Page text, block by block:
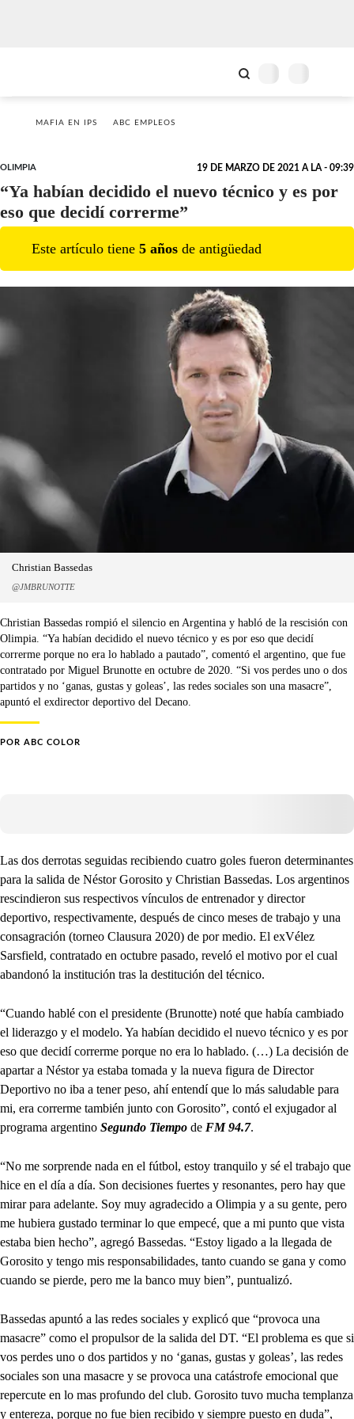
MAFIA EN IPS ABC EMPLEOS
OLIMPIA 19 DE MARZO DE 2021 A LA - 09:39
“Ya habían decidido el nuevo técnico y es por
eso que decidí correrme”
Este artículo tiene 5 años de antigüedad
Christian Bassedas
@JMBRUNOTTE
Christian Bassedas rompió el silencio en Argentina y habló de la rescisión con
Olimpia. “Ya habían decidido el nuevo técnico y es por eso que decidí
correrme porque no era lo hablado a pautado”, comentó el argentino, que fue
contratado por Miguel Brunotte en octubre de 2020. “Si vos perdes uno o dos
partidos y no ‘ganas, gustas y goleas’, las redes sociales son una masacre”,
apuntó el exdirector deportivo del Decano.
POR ABC COLOR
Las dos derrotas seguidas recibiendo cuatro goles fueron determinantes
para la salida de Néstor Gorosito y Christian Bassedas. Los argentinos
rescindieron sus respectivos vínculos de entrenador y director
deportivo, respectivamente, después de cinco meses de trabajo y una
consagración (torneo Clausura 2020) de por medio. El exVélez
Sarsfield, contratado en octubre pasado, reveló el motivo por el cual
abandonó la institución tras la destitución del técnico.
“Cuando hablé con el presidente (Brunotte) noté que había cambiado
el liderazgo y el modelo. Ya habían decidido el nuevo técnico y es por
eso que decidí correrme porque no era lo hablado. (…) La decisión de
apartar a Néstor ya estaba tomada y la nueva figura de Director
Deportivo no iba a tener peso, ahí entendí que lo más saludable para
mi, era correrme también junto con Gorosito”, contó el exjugador al
programa argentino Segundo Tiempo de FM 94.7.
“No me sorprende nada en el fútbol, estoy tranquilo y sé el trabajo que
hice en el día a día. Son decisiones fuertes y resonantes, pero hay que
mirar para adelante. Soy muy agradecido a Olimpia y a su gente, pero
me hubiera gustado terminar lo que empecé, que a mi punto que vista
estaba bien hecho”, agregó Bassedas. “Estoy ligado a la llegada de
Gorosito y tengo mis responsabilidades, tanto cuando se gana y como
cuando se pierde, pero me la banco muy bien”, puntualizó.
Bassedas apuntó a las redes sociales y explicó que “provoca una
masacre” como el propulsor de la salida del DT. “El problema es que si
vos perdes uno o dos partidos y no ‘ganas, gustas y goleas’, las redes
sociales son una masacre y se provoca una catástrofe emocional que
repercute en lo mas profundo del club. Gorosito tuvo mucha templanza
y entereza, porque no fue bien recibido y siempre puesto en duda”,